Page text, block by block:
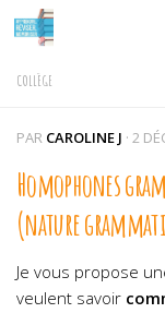
Skip to content
COLLÈGE
PAR CAROLINE J · 2
Homophones
(nature
Je vous propose
veulent savoir